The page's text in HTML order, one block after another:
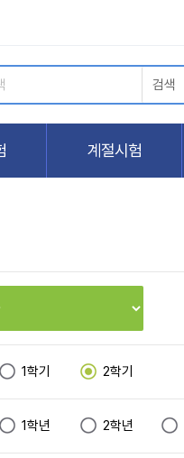
1학기 2학기
1학년 2학년